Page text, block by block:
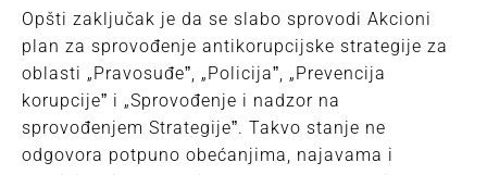
Opšti zaključak je da se slabo sprovodi Akcioni
plan za sprovođenje antikorupcijske strategije za
oblasti „Pravosuđeˮ, „Policijaˮ, „Prevencija
korupcijeˮ i „Sprovođenje i nadzor na
sprovođenjem Strategijeˮ. Takvo stanje ne
odgovora potpuno obećanjima, najavama i